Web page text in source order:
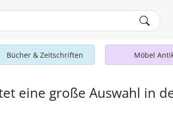
Bücher & Zeitschriften Möbel
eine große Auswahl in